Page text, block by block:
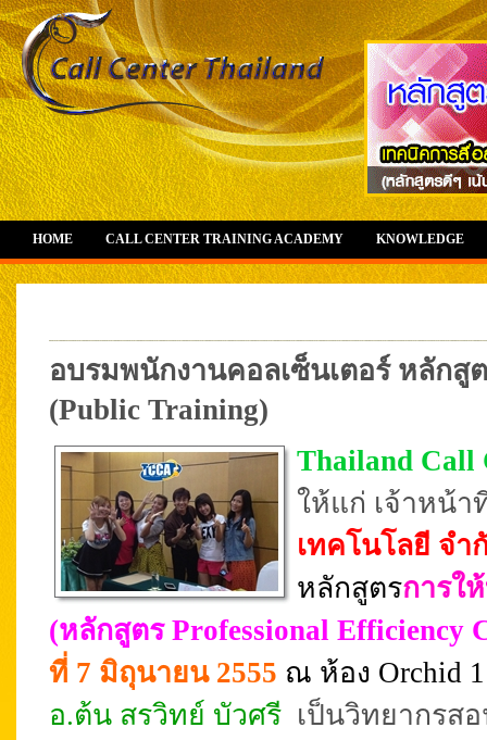
HOME CALL CENTER TRAINING ACADEMY KNOWLEDGE
อบรมพนักงานคอลเซ็นเตอร์ หลักสู
(Public Training)
Thailand Call
ให้แก่ เจ้าหน้
เทคโนโลยี จ
หลักสูตรการใ
(หลักสูตร Professional Efficiency
ที่ 7 มิถุนายน 2555 ณ ห้อง Orchid
อ.ต้น สรวิทย์ บัวศรี เป็นวิทยากรส